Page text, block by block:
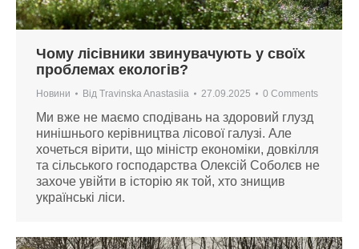
Чому лісівники звинувачують у своїх
проблемах екологів?
Новини Від Travinska Anastasiia 27.09.2025 0 Comments
Ми вже не маємо сподівань на здоровий глузд
нинішнього керівництва лісової галузі. Але
хочеться вірити, що міністр економіки, довкілля
та сільського господарства Олексій Соболєв не
захоче увійти в історію як той, хто знищив
українські ліси.